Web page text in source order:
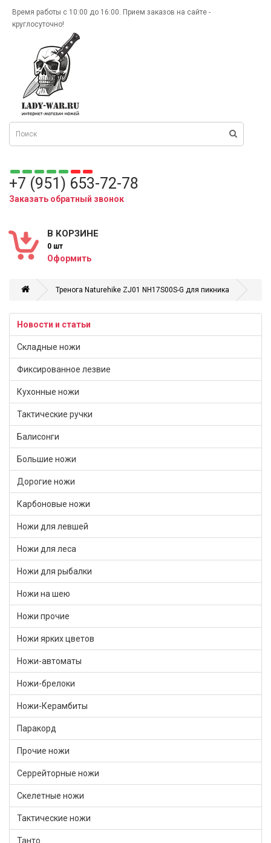
Время работы с 10:00 до 16:00. Прием заказов на сайте -
круглосуточно!
+7 (951) 653-72-78
Заказать обратный звонок
В КОРЗИНЕ
0 шт
Оформить
Тренога Naturehike ZJ01 NH17S00S-G для пикника
Новости и статьи
Складные ножи
Фиксированное лезвие
Кухонные ножи
Тактические ручки
Балисонги
Большие ножи
Дорогие ножи
Карбоновые ножи
Ножи для левшей
Ножи для леса
Ножи для рыбалки
Ножи на шею
Ножи прочие
Ножи ярких цветов
Ножи-автоматы
Ножи-брелоки
Ножи-Керамбиты
Паракорд
Прочие ножи
Серрейторные ножи
Скелетные ножи
Тактические ножи
Танто